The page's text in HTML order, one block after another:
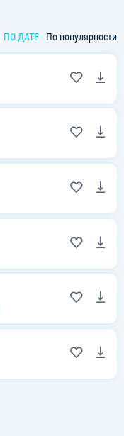
ПО ДАТЕ По популярности